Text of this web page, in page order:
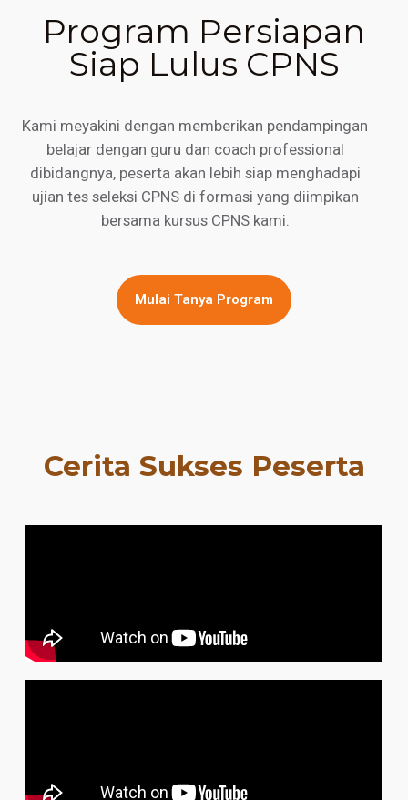
Program Persiapan
Siap Lulus CPNS
Kami meyakini dengan memberikan pendampingan
belajar dengan guru dan coach professional
dibidangnya, peserta akan lebih siap menghadapi
ujian tes seleksi CPNS di formasi yang diimpikan
bersama kursus CPNS kami.
Mulai Tanya Program
Cerita Sukses Peserta